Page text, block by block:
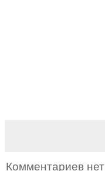
Комментариев